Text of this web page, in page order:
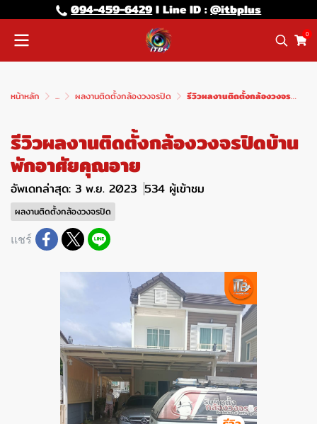
094-459-6429l Line lD :@itbplus
0
หน้าหลัก ... ผลงานติดตั้งกล้องวงจรปิด รีวิวผลงานติดตั้งกล้องวงจรปิดบ้านพักอาศัยคุณอาย
รีวิวผลงานติดตั้งกล้องวงจรปิดบ้าน
พักอาศัยคุณอาย
อัพเดทล่าสุด: 3 พ.ย. 2023 534 ผู้เข้าชม
ผลงานติดตั้งกล้องวงจรปิด
แชร์